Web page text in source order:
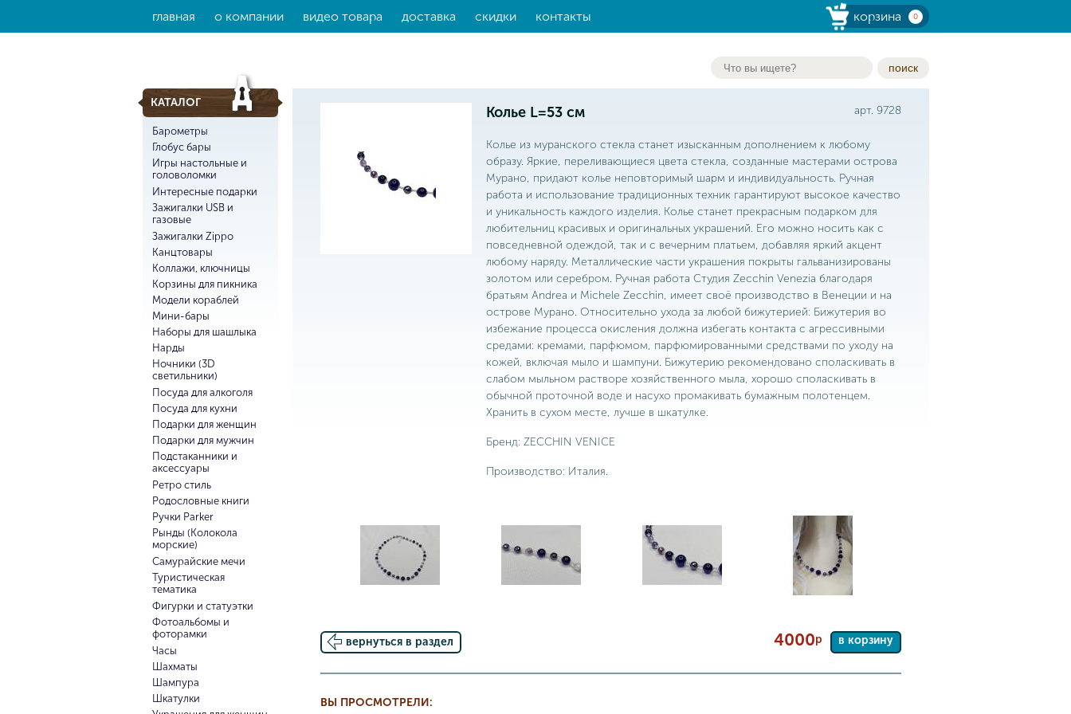
главная о компании видео товара доставка скидки контакты корзина 0
поиск
КАТАЛОГ
Барометры
Глобус бары
Игры настольные и
головоломки
Интересные подарки
Зажигалки USB и
газовые
Зажигалки Zippo
Канцтовары
Коллажи, ключницы
Корзины для пикника
Модели кораблей
Мини-бары
Наборы для шашлыка
Нарды
Ночники (3D
светильники)
Посуда для алкоголя
Посуда для кухни
Подарки для женщин
Подарки для мужчин
Подстаканники и
аксессуары
Ретро стиль
Родословные книги
Ручки Parker
Рынды (Колокола
морские)
Самурайские мечи
Туристическая
тематика
Фигурки и статуэтки
Фотоальбомы и
фоторамки
Часы
Шахматы
Шампура
Шкатулки
Колье L=53 см арт. 9728
Колье из муранского стекла станет изысканным дополнением к любому
образу. Яркие, переливающиеся цвета стекла, созданные мастерами острова
Мурано, придают колье неповторимый шарм и индивидуальность. Ручная
работа и использование традиционных техник гарантируют высокое качество
и уникальность каждого изделия. Колье станет прекрасным подарком для
любительниц красивых и оригинальных украшений. Его можно носить как с
повседневной одеждой, так и с вечерним платьем, добавляя яркий акцент
любому наряду. Металлические части украшения покрыты гальванизированы
золотом или серебром. Ручная работа Студия Zecchin Venezia благодаря
братьям Andrea и Michele Zecchin, имеет своё производство в Венеции и на
острове Мурано. Относительно ухода за любой бижутерией: Бижутерия во
избежание процесса окисления должна избегать контакта с агрессивными
средами: кремами, парфюмом, парфюмированными средствами по уходу на
кожей, включая мыло и шампуни. Бижутерию рекомендовано споласкивать в
слабом мыльном растворе хозяйственного мыла, хорошо споласкивать в
обычной проточной воде и насухо промакивать бумажным полотенцем.
Хранить в сухом месте, лучше в шкатулке.
Бренд: ZECCHIN VENICE
Производство: Италия.
вернуться в раздел 4000р в корзину
ВЫ ПРОСМОТРЕЛИ: